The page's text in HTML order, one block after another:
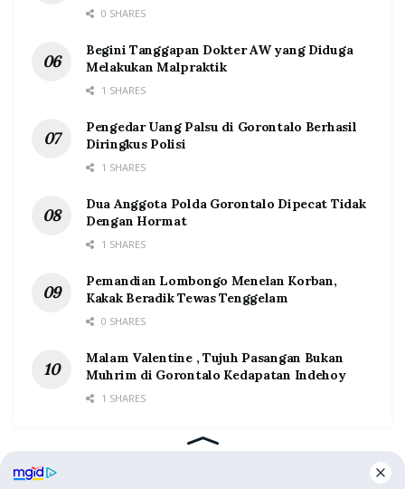
0 SHARES
Begini Tanggapan Dokter AW yang Diduga
Melakukan Malpraktik
1 SHARES
Pengedar Uang Palsu di Gorontalo Berhasil
Diringkus Polisi
1 SHARES
Dua Anggota Polda Gorontalo Dipecat Tidak
Dengan Hormat
1 SHARES
Pemandian Lombongo Menelan Korban,
Kakak Beradik Tewas Tenggelam
0 SHARES
Malam Valentine , Tujuh Pasangan Bukan
Muhrim di Gorontalo Kedapatan Indehoy
1 SHARES